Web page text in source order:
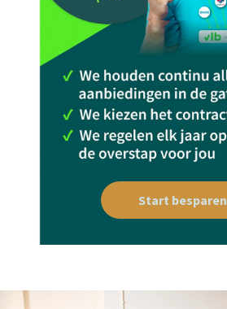
Start besparen